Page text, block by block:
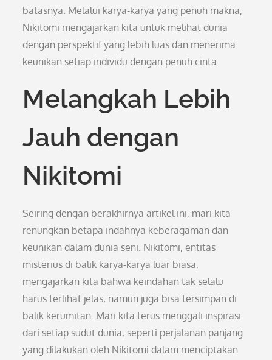
batasnya. Melalui karya-karya yang penuh makna,
Nikitomi mengajarkan kita untuk melihat dunia
dengan perspektif yang lebih luas dan menerima
keunikan setiap individu dengan penuh cinta.
Melangkah Lebih
Jauh dengan
Nikitomi
Seiring dengan berakhirnya artikel ini, mari kita
renungkan betapa indahnya keberagaman dan
keunikan dalam dunia seni. Nikitomi, entitas
misterius di balik karya-karya luar biasa,
mengajarkan kita bahwa keindahan tak selalu
harus terlihat jelas, namun juga bisa tersimpan di
balik kerumitan. Mari kita terus menggali inspirasi
dari setiap sudut dunia, seperti perjalanan panjang
yang dilakukan oleh Nikitomi dalam menciptakan